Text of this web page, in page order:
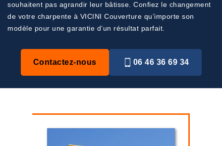
souhaitent pas agrandir leur bâtisse. Confiez le changement
de votre charpente à VICINI Couverture qu’importe son
modèle pour une garantie d’un résultat parfait.
Contactez-nous 06 46 36 69 34